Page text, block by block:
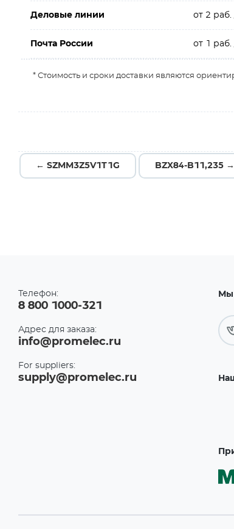
Деловые линии от 2
Почта России от 1 раб.
* Стоимость и сроки доставки являются
← SZMM3Z5V1T1G BZX84-B11,235 →
Телефон:
8 800 1000-321
Адрес для заказа:
info@promelec.ru
For suppliers:
supply@promelec.ru
Мы